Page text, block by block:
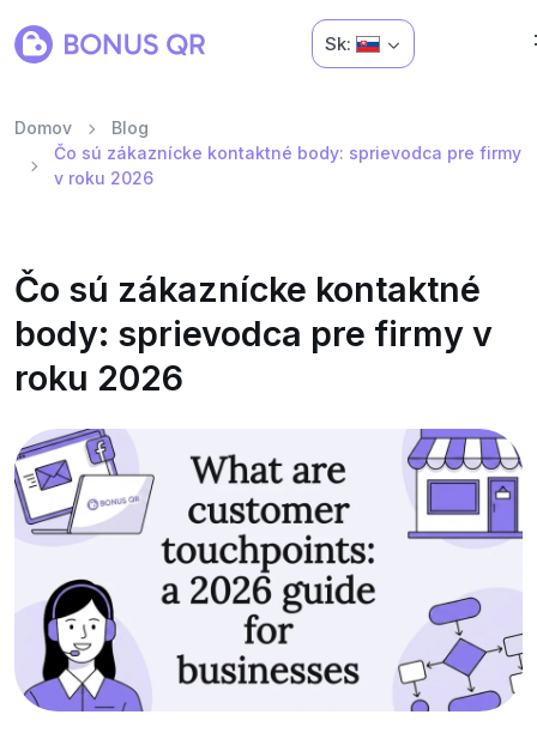
Sk:
Domov
Blog
Čo sú zákaznícke kontaktné body: sprievodca pre firmy
v roku 2026
Čo sú zákaznícke kontaktné
body: sprievodca pre firmy v
roku 2026